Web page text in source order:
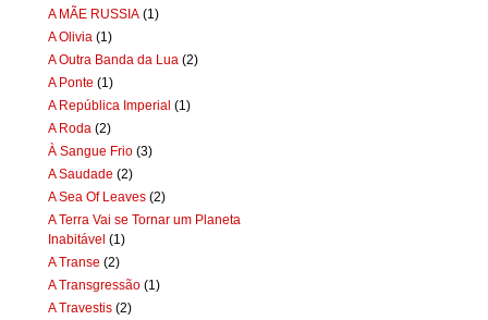
A MÃE RUSSIA (1)
A Olivia (1)
A Outra Banda da Lua (2)
A Ponte (1)
A República Imperial (1)
A Roda (2)
À Sangue Frio (3)
A Saudade (2)
A Sea Of Leaves (2)
A Terra Vai se Tornar um Planeta
Inabitável (1)
A Transe (2)
A Transgressão (1)
A Travestis (2)